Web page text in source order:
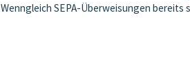
SEPA-Überweisungen